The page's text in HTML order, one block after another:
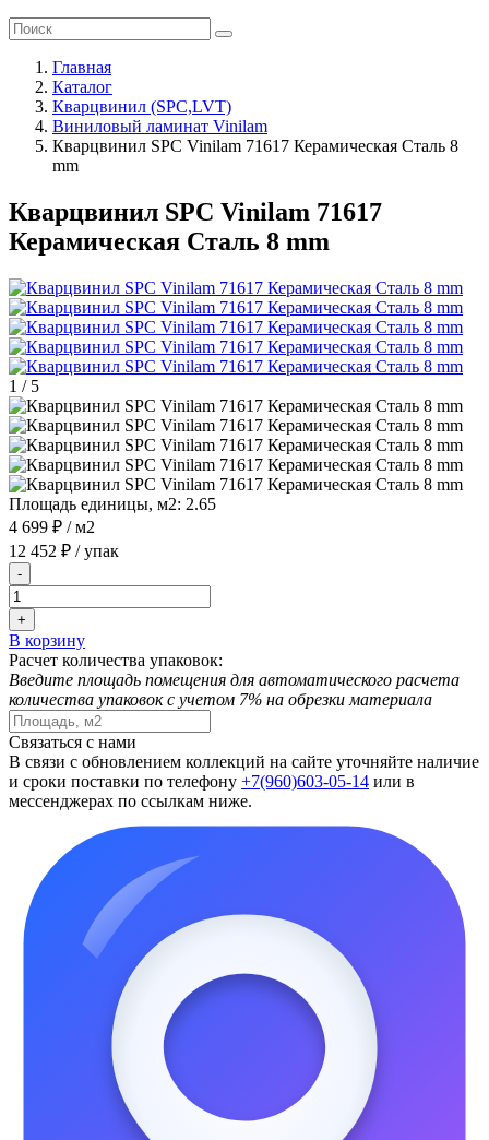
Главная
Каталог
Кварцвинил (SPC,LVT)
Виниловый ламинат Vinilam
Кварцвинил SPC Vinilam 71617 Керамическая Сталь 8
mm
Кварцвинил SPC Vinilam 71617
Керамическая Сталь 8 mm
1 / 5
Площадь единицы, м2: 2.65
4 699 ₽ / м2
12 452 ₽ / упак
-
+
В корзину
Расчет количества упаковок:
Введите площадь помещения для автоматического расчета
количества упаковок с учетом 7% на обрезки материала
Связаться с нами
В связи с обновлением коллекций на сайте уточняйте наличие
и сроки поставки по телефону +7(960)603-05-14 или в
мессенджерах по ссылкам ниже.